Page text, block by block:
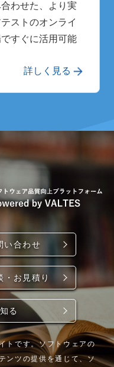
わせた、より実
ストのオンライ
すぐに活用可能
詳しく見る
い合わせ
・お見積り
る
トです。ソフトウェアの
ンツの提供を通じて、ソ